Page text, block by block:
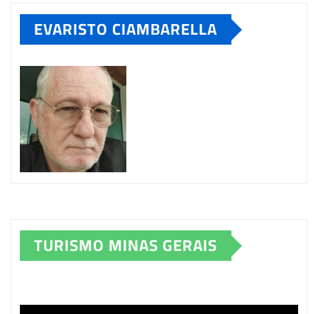
EVARISTO CIAMBARELLA
TURISMO MINAS GERAIS